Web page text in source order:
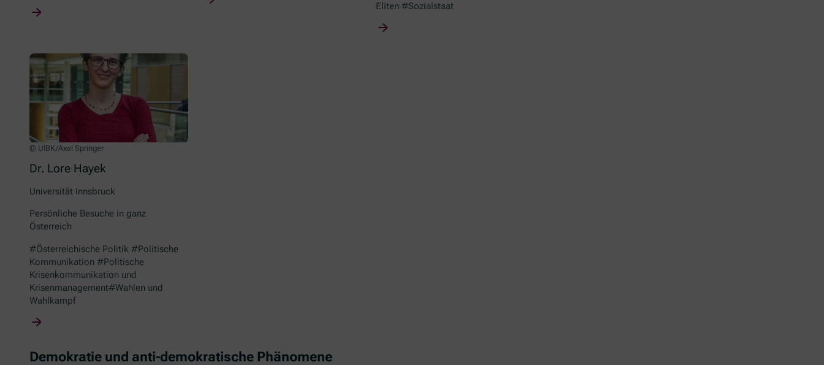
Eliten #Sozialstaat
© UIBK/Axel Springer
Dr. Lore Hayek
Universität Innsbruck
Persönliche Besuche in ganz
Österreich
#Österreichische Politik #Politische
Kommunikation #Politische
Krisenkommunikation und
Krisenmanagement#Wahlen und
Wahlkampf
Demokratie und anti-demokratische Phänomene